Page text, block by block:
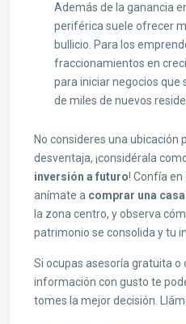
Además de la ganancia
periférica suele ofrecer
bullicio. Para los
fraccionamientos en
para iniciar negocios que
de miles de nuevos
No consideres una ubicación
desventaja, ¡considérala
inversión a futuro! Confía en
anímate a comprar una
la zona centro, y observa
patrimonio se consolida y tu
Si ocupas asesoría gratuita
información con gusto te
tomes la mejor decisión.